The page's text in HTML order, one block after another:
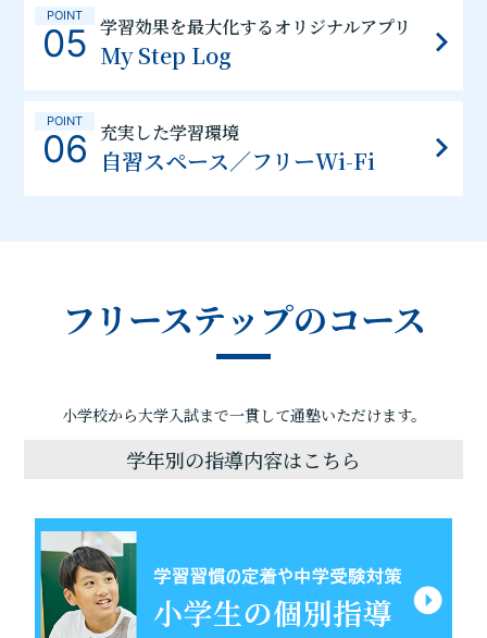
POINT
05 学習効果を最大化するオリジナルアプリ
My Step Log
POINT
06 充実した学習環境
自習スペース／フリーWi-Fi
フリーステップのコース
小学校から大学入試まで一貫して通塾いただけます。
学年別の指導内容はこちら